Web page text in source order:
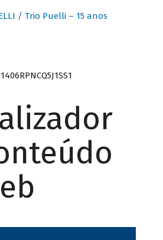
/ Trio Puelli – 15 anos